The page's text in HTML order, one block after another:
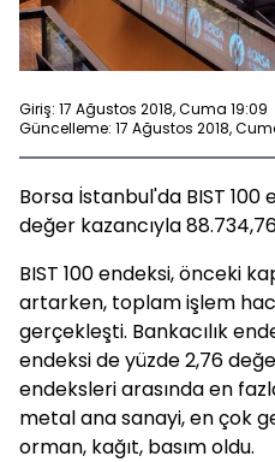
Giriş: 17 Ağustos 2018, Cuma 19:09
Güncelleme: 17 Ağustos 2018,
Borsa İstanbul'da BIST 100
değer kazancıyla
BIST 100 endeksi, önceki
artarken, toplam işlem
gerçekleşti. Bankacılık
endeksi de yüzde 2,76
endeksleri arasında en
metal ana sanayi, en çok
orman, kağıt, basım oldu.